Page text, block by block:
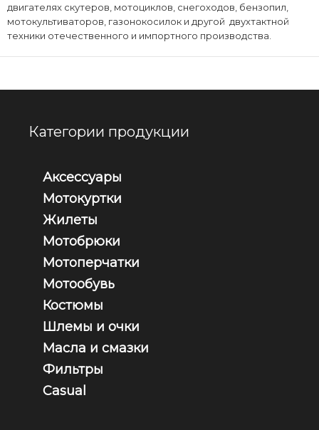
двигателях скутеров, мотоциклов, снегоходов, бензопил,
мотокультиваторов, газонокосилок и другой двухтактной
техники отечественного и импортного производства.
Категории продукции
Аксессуары
Мотокуртки
Жилеты
Мотобрюки
Мотоперчатки
Мотообувь
Костюмы
Шлемы и очки
Масла и смазки
Фильтры
Casual